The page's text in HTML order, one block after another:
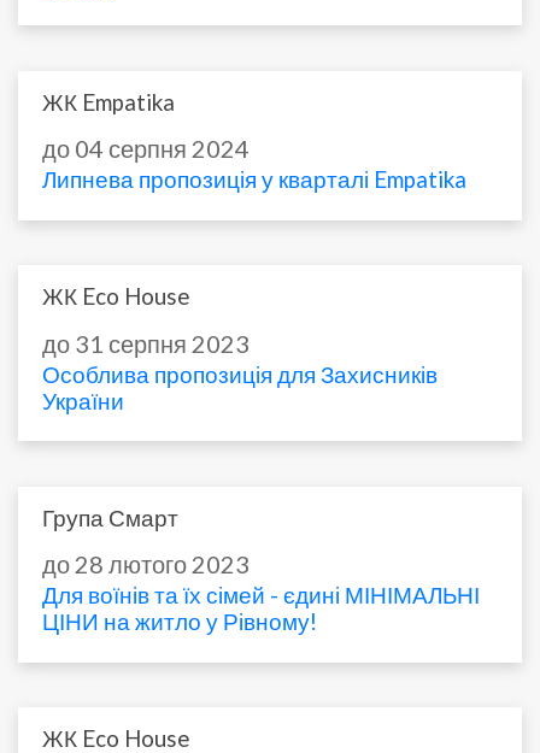
ЖК Empatika
до 04 серпня 2024
Липнева пропозиція у кварталі Empatika
ЖК Eco House
до 31 серпня 2023
Особлива пропозиція для Захисників
України
Група Смарт
до 28 лютого 2023
Для воїнів та їх сімей - єдині МІНІМАЛЬНІ
ЦІНИ на житло у Рівному!
ЖК Eco House